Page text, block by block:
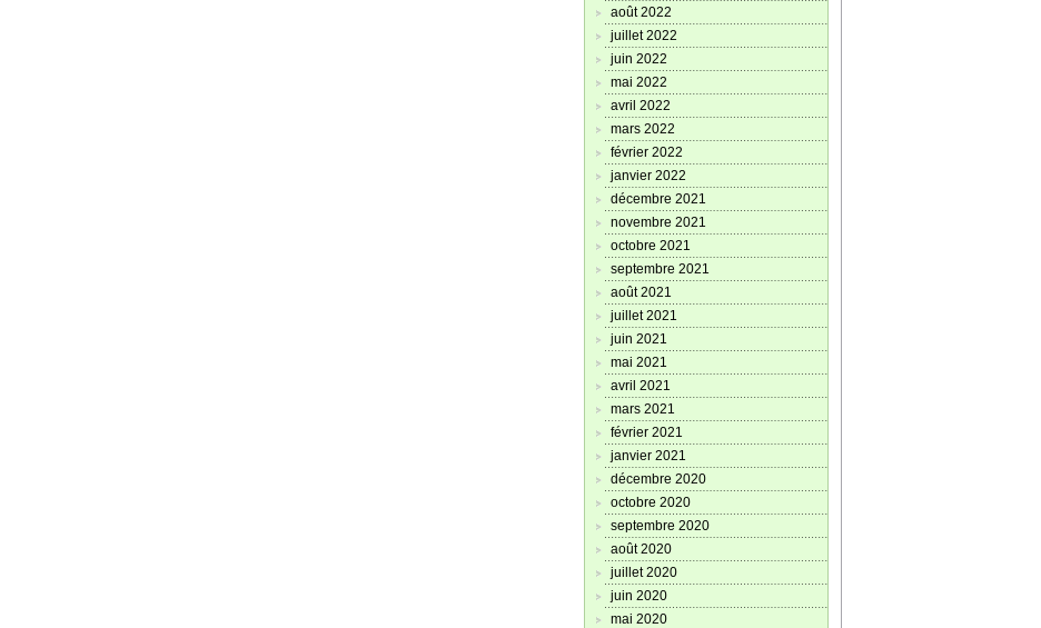
août 2022
juillet 2022
juin 2022
mai 2022
avril 2022
mars 2022
février 2022
janvier 2022
décembre 2021
novembre 2021
octobre 2021
septembre 2021
août 2021
juillet 2021
juin 2021
mai 2021
avril 2021
mars 2021
février 2021
janvier 2021
décembre 2020
octobre 2020
septembre 2020
août 2020
juillet 2020
juin 2020
mai 2020